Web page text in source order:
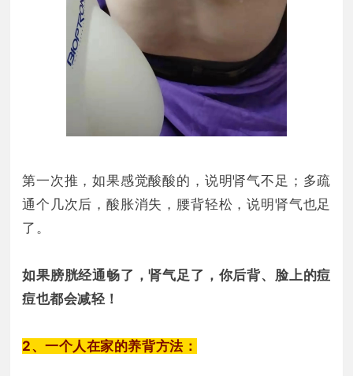
第一次推，如果感觉酸酸的，说明肾气不足；多疏
通个几次后，酸胀消失，腰背轻松，说明肾气也足
了。
如果膀胱经通畅了，肾气足了，你后背、脸上的痘
痘也都会减轻！
2、一个人在家的养背方法：